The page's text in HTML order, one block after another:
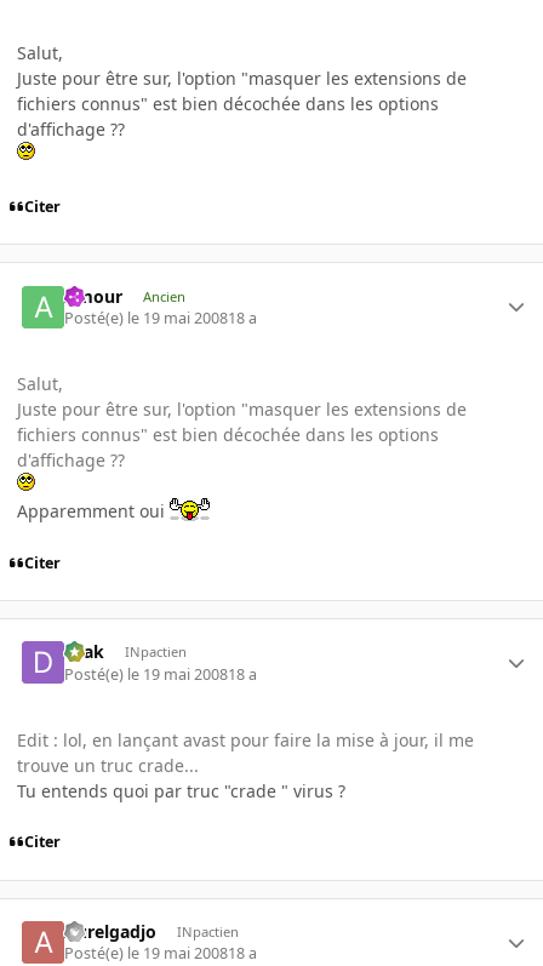
Salut,
Juste pour être sur, l'option "masquer les extensions de
fichiers connus" est bien décochée dans les options
d'affichage ??
Citer
Amour Ancien
Posté(e) le 19 mai 200818 a
Salut,
Juste pour être sur, l'option "masquer les extensions de
fichiers connus" est bien décochée dans les options
d'affichage ??
Apparemment oui
Citer
Drak INpactien
Posté(e) le 19 mai 200818 a
Edit : lol, en lançant avast pour faire la mise à jour, il me
trouve un truc crade...
Tu entends quoi par truc "crade " virus ?
Citer
Aurelgadjo INpactien
Posté(e) le 19 mai 200818 a